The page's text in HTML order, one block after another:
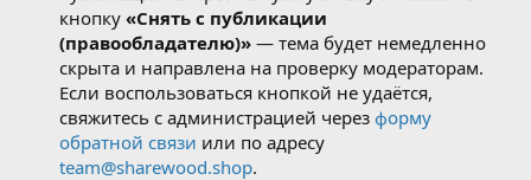
кнопку «Снять с публикации
(правообладателю)» — тема будет немедленно
скрыта и направлена на проверку модераторам.
Если воспользоваться кнопкой не удаётся,
свяжитесь с администрацией через форму
обратной связи или по адресу
team@sharewood.shop.